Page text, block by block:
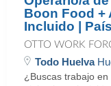
Boon Food +
Incluido |
OTTO WORK
Todo Huelva
¿Buscas trabajo